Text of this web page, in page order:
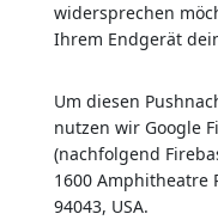
widersprechen
Ihrem Endgerät
Um diesen
nutzen wir Google
(nachfolgend
1600 Amphitheatre
94043, USA.